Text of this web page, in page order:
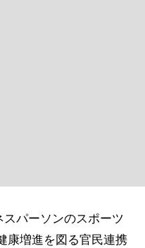
パーソンのスポーツ
康増進を図る官民連携